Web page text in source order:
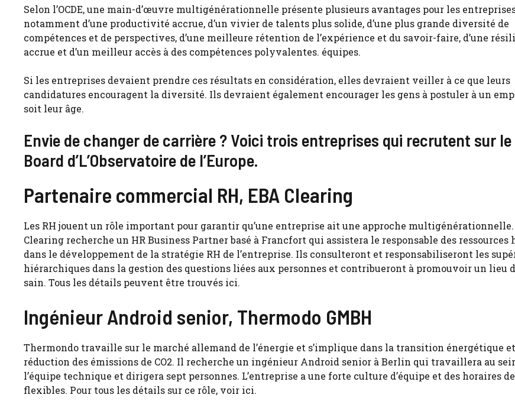
Selon l’OCDE, une main-d’œuvre multigénérationnelle présente plusieurs avantages pour les
notamment d’une productivité accrue, d’un vivier de talents plus solide, d’une plus grande diversité de
compétences et de perspectives, d’une meilleure rétention de l’expérience et du savoir-faire, d’une
accrue et d’un meilleur accès à des compétences polyvalentes. équipes.
Si les entreprises devaient prendre ces résultats en considération, elles devraient veiller à ce que leurs
candidatures encouragent la diversité. Ils devraient également encourager les gens à postuler à un
soit leur âge.
Envie de changer de carrière ? Voici trois entreprises qui recrutent sur
Board d’L’Observatoire de l’Europe.
Partenaire commercial RH, EBA Clearing
Les RH jouent un rôle important pour garantir qu’une entreprise ait une approche multigénérationnelle.
Clearing recherche un HR Business Partner basé à Francfort qui assistera le responsable des ressources
dans le développement de la stratégie RH de l’entreprise. Ils consulteront et responsabiliseront les
hiérarchiques dans la gestion des questions liées aux personnes et contribueront à promouvoir un lieu
sain. Tous les détails peuvent être trouvés ici.
Ingénieur Android senior, Thermodo GMBH
Thermondo travaille sur le marché allemand de l’énergie et s’implique dans la transition énergétique
réduction des émissions de CO2. Il recherche un ingénieur Android senior à Berlin qui travaillera au
l’équipe technique et dirigera sept personnes. L’entreprise a une forte culture d’équipe et des horaires
flexibles. Pour tous les détails sur ce rôle, voir ici.